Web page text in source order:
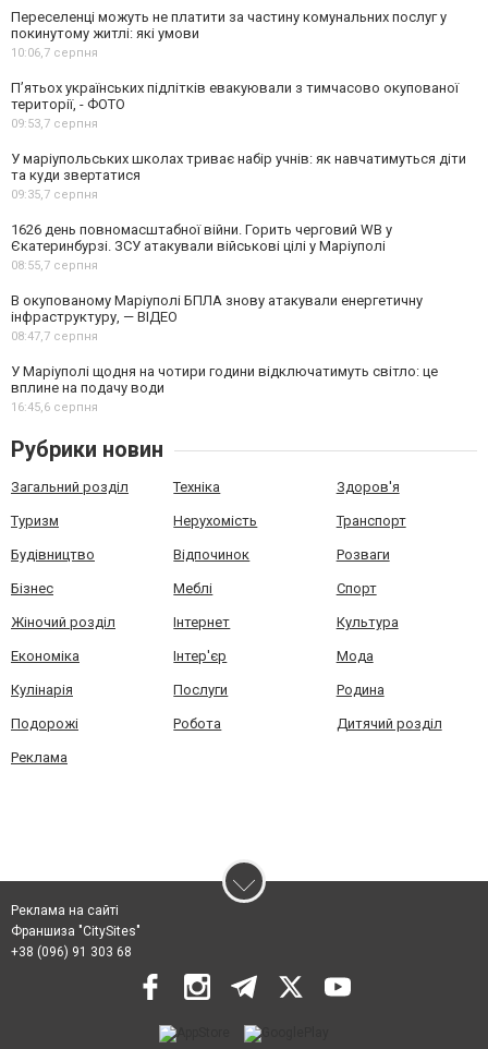
Переселенці можуть не платити за частину комунальних послуг у
покинутому житлі: які умови
10:06,7 серпня
П’ятьох українських підлітків евакуювали з тимчасово окупованої
території, - ФОТО
09:53,7 серпня
У маріупольських школах триває набір учнів: як навчатимуться діти
та куди звертатися
09:35,7 серпня
1626 день повномасштабної війни. Горить черговий WB у
Єкатеринбурзі. ЗСУ атакували військові цілі у Маріуполі
08:55,7 серпня
В окупованому Маріуполі БПЛА знову атакували енергетичну
інфраструктуру, — ВІДЕО
08:47,7 серпня
У Маріуполі щодня на чотири години відключатимуть світло: це
вплине на подачу води
16:45,6 серпня
Рубрики новин
Загальний розділ Техніка Здоров'я
Туризм Нерухомість Транспорт
Будівництво Відпочинок Розваги
Бізнес Меблі Спорт
Жіночий розділ Інтернет Культура
Економіка Інтер'єр Мода
Кулінарія Послуги Родина
Подорожі Робота Дитячий розділ
Реклама
Реклама на сайті
Франшиза "CitySites"
+38 (096) 91 303 68